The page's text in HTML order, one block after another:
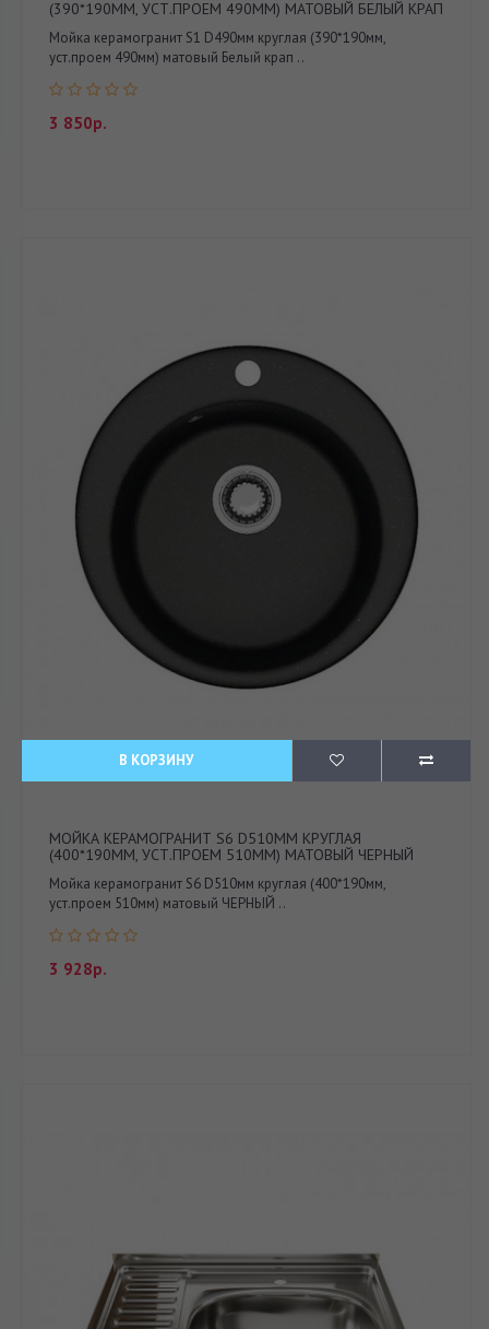
(390*190ММ, УСТ.ПРОЕМ 490ММ) МАТОВЫЙ БЕЛЫЙ КРАП
Мойка керамогранит S1 D490мм круглая (390*190мм,
уст.проем 490мм) матовый Белый крап ..
3 850р.
В КОРЗИНУ
МОЙКА КЕРАМОГРАНИТ S6 D510ММ КРУГЛАЯ
(400*190ММ, УСТ.ПРОЕМ 510ММ) МАТОВЫЙ ЧЕРНЫЙ
Мойка керамогранит S6 D510мм круглая (400*190мм,
уст.проем 510мм) матовый ЧЕРНЫЙ ..
3 928р.